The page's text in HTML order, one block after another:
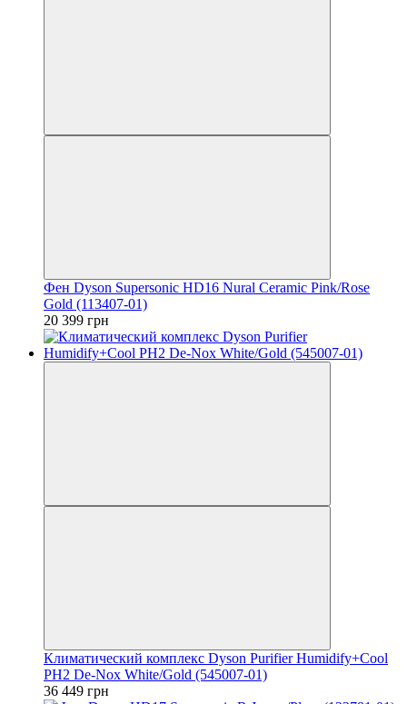
Фен Dyson Supersonic HD16 Nural Ceramic Pink/Rose
Gold (113407-01)
20 399 грн
Климатический комплекс Dyson Purifier Humidify+Cool
PH2 De-Nox White/Gold (545007-01)
36 449 грн